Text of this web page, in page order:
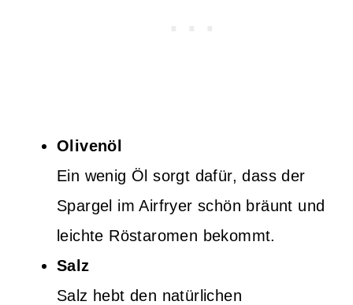
Olivenöl
Ein wenig Öl sorgt dafür, dass der
Spargel im Airfryer schön bräunt und
leichte Röstaromen bekommt.
Salz
Salz hebt den natürlichen